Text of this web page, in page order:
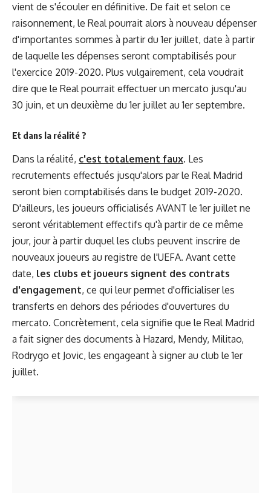
vient de s'écouler en définitive. De fait et selon ce
raisonnement, le Real pourrait alors à nouveau dépenser
d'importantes sommes à partir du 1er juillet, date à partir
de laquelle les dépenses seront comptabilisés pour
l'exercice 2019-2020. Plus vulgairement, cela voudrait
dire que le Real pourrait effectuer un mercato jusqu'au
30 juin, et un deuxième du 1er juillet au 1er septembre.
Et dans la réalité ?
Dans la réalité, c'est totalement faux. Les
recrutements effectués jusqu'alors par le Real Madrid
seront bien comptabilisés dans le budget 2019-2020.
D'ailleurs, les joueurs officialisés AVANT le 1er juillet ne
seront véritablement effectifs qu'à partir de ce même
jour, jour à partir duquel les clubs peuvent inscrire de
nouveaux joueurs au registre de l'UEFA. Avant cette
date, les clubs et joueurs signent des contrats
d'engagement, ce qui leur permet d'officialiser les
transferts en dehors des périodes d'ouvertures du
mercato. Concrètement, cela signifie que le Real Madrid
a fait signer des documents à Hazard, Mendy, Militao,
Rodrygo et Jovic, les engageant à signer au club le 1er
juillet.